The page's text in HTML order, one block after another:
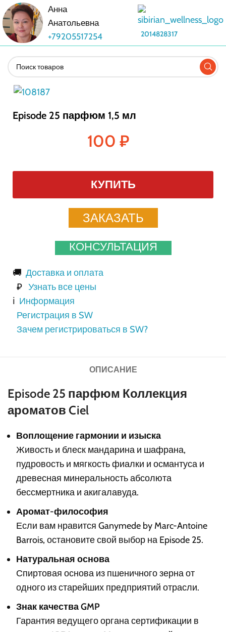
Анна
Анатольевна
+79205517254
2014828317
Episode 25 парфюм 1,5 мл
100 ₽
КУПИТЬ
ЗАКАЗАТЬ
КОНСУЛЬТАЦИЯ
🚚 Доставка и оплата
₽ Узнать все цены
ℹ️ Информация
Регистрация в SW
Зачем регистрироваться в SW?
ОПИСАНИЕ
Episode 25 парфюм Коллекция
ароматов Ciel
Воплощение гармонии и изыска
Живость и блеск мандарина и шафрана,
пудровость и мягкость фиалки и османтуса и
древесная минеральность абсолюта
бессмертника и акигалавуда.
Аромат-философия
Если вам нравится Ganymede by Marc-Antoine
Barrois, остановите свой выбор на Episode 25.
Натуральная основа
Спиртовая основа из пшеничного зерна от
одного из старейших предприятий отрасли.
Знак качества GMP
Гарантия ведущего органа сертификации в